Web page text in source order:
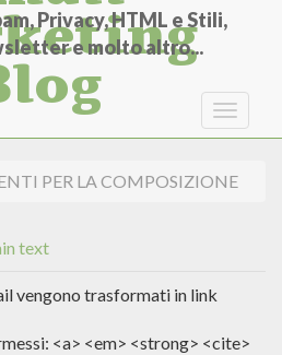
Privacy, HTML e Stili,
e molto altro...
Toggle
PER LA COMPOSIZIONE
text
vengono trasformati in link
<a> <em> <strong> <cite>